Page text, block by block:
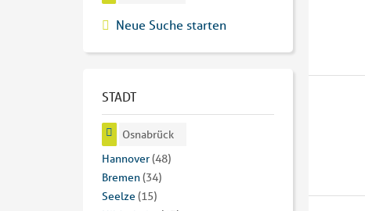
Neue Suche starten
STADT
Osnabrück
Hannover(48)
Bremen(34)
Seelze (15)